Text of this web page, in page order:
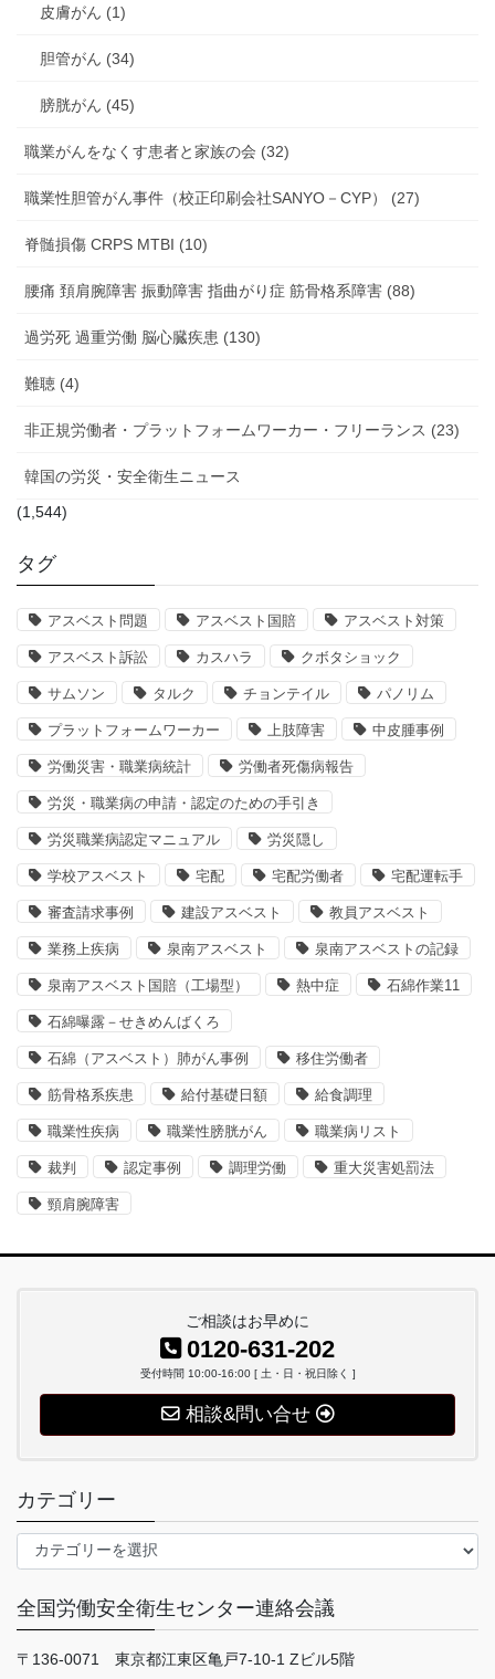
皮膚がん (1)
胆管がん (34)
膀胱がん (45)
職業がんをなくす患者と家族の会 (32)
職業性胆管がん事件（校正印刷会社SANYO－CYP） (27)
脊髄損傷 CRPS MTBI (10)
腰痛 頚肩腕障害 振動障害 指曲がり症 筋骨格系障害 (88)
過労死 過重労働 脳心臓疾患 (130)
難聴 (4)
非正規労働者・プラットフォームワーカー・フリーランス (23)
韓国の労災・安全衛生ニュース
(1,544)
タグ
アスベスト問題 アスベスト国賠 アスベスト対策
アスベスト訴訟 カスハラ クボタショック
サムソン タルク チョンテイル パノリム
プラットフォームワーカー 上肢障害 中皮腫事例
労働災害・職業病統計 労働者死傷病報告
労災・職業病の申請・認定のための手引き
労災職業病認定マニュアル 労災隠し
学校アスベスト 宅配 宅配労働者 宅配運転手
審査請求事例 建設アスベスト 教員アスベスト
業務上疾病 泉南アスベスト 泉南アスベストの記録
泉南アスベスト国賠（工場型） 熱中症 石綿作業11
石綿曝露－せきめんばくろ
石綿（アスベスト）肺がん事例 移住労働者
筋骨格系疾患 給付基礎日額 給食調理
職業性疾病 職業性膀胱がん 職業病リスト
裁判 認定事例 調理労働 重大災害処罰法
頸肩腕障害
ご相談はお早めに
0120-631-202
受付時間 10:00-16:00 [ 土・日・祝日除く ]
相談&問い合せ
カテゴリー
テ
リ
ー
全国労働安全衛生センター連絡会議
〒136-0071 東京都江東区亀戸7-10-1 Zビル5階